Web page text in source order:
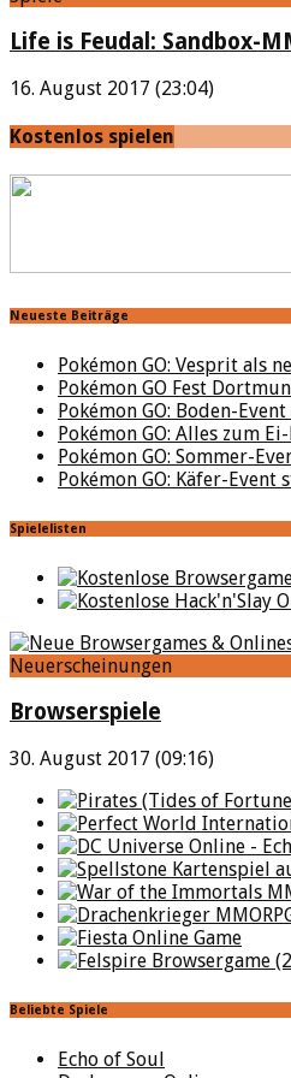
Life is Feudal: Sandbox-
16. August 2017 (23:04)
Kostenlos spielen
Neueste Beiträge
Pokémon GO: Vesprit als
Pokémon GO Fest
Pokémon GO: Boden-
Pokémon GO: Alles zum
Pokémon GO: Sommer-
Pokémon GO: Käfer-
Spielelisten
Neuerscheinungen
Browserspiele
30. August 2017 (09:16)
Beliebte Spiele
Echo of Soul